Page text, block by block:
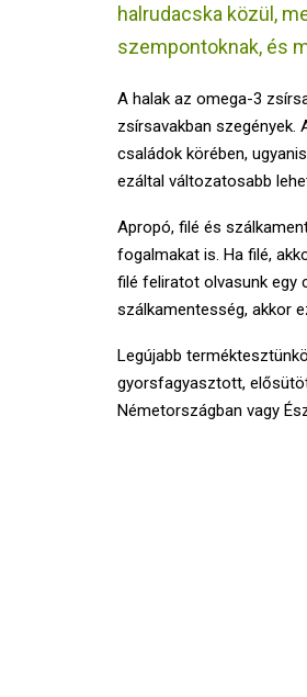
halrudacska közül,
szempontoknak, és
A halak az omega-3
zsírsavakban szegények.
családok körében,
ezáltal változatosabb
Apropó, filé és
fogalmakat is. Ha filé,
filé feliratot olvasunk egy
szálkamentesség, akkor
Legújabb
gyorsfagyasztott,
Németországban vagy